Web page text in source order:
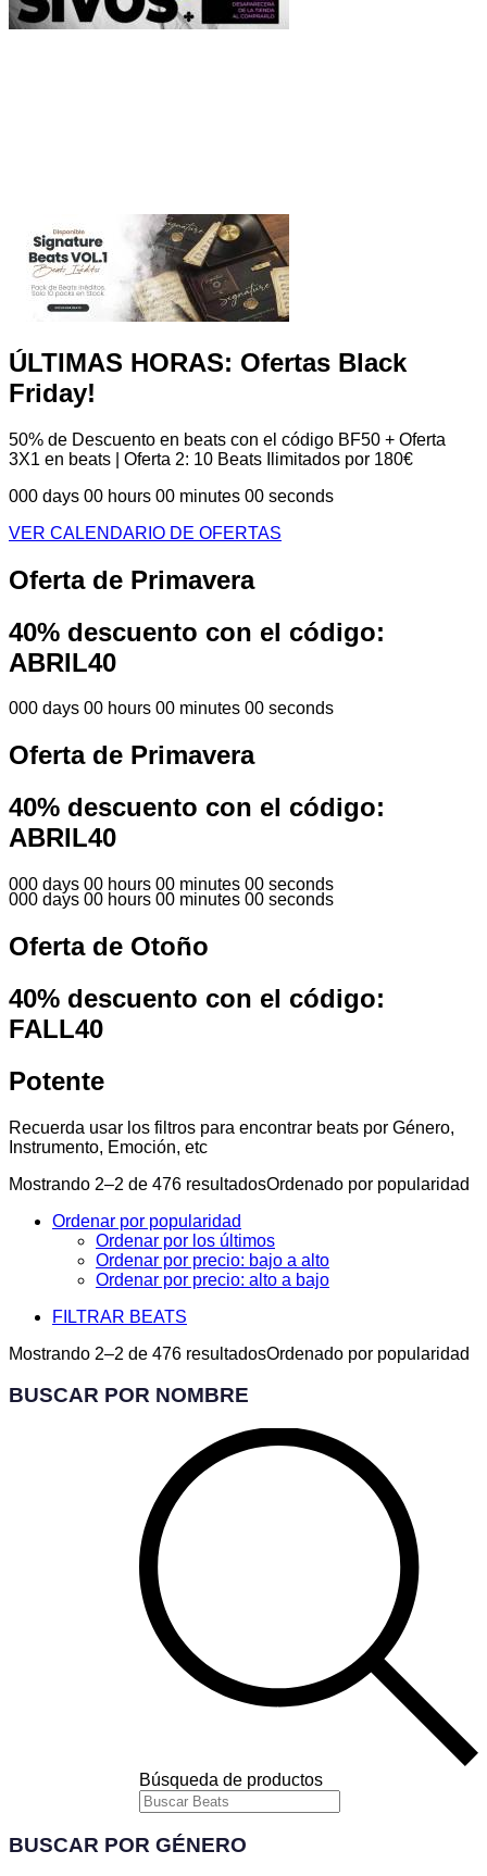
ÚLTIMAS HORAS: Ofertas Black
Friday!
50% de Descuento en beats con el código BF50 + Oferta
3X1 en beats | Oferta 2: 10 Beats Ilimitados por 180€
000 days 00 hours 00 minutes 00 seconds
VER CALENDARIO DE OFERTAS
Oferta de Primavera
40% descuento con el código:
ABRIL40
000 days 00 hours 00 minutes 00 seconds
Oferta de Primavera
40% descuento con el código:
ABRIL40
000 days 00 hours 00 minutes 00 seconds
000 days 00 hours 00 minutes 00 seconds
Oferta de Otoño
40% descuento con el código:
FALL40
Potente
Recuerda usar los filtros para encontrar beats por Género,
Instrumento, Emoción, etc
Mostrando 2–2 de 476 resultadosOrdenado por popularidad
Ordenar por popularidad
Ordenar por los últimos
Ordenar por precio: bajo a alto
Ordenar por precio: alto a bajo
FILTRAR BEATS
Mostrando 2–2 de 476 resultadosOrdenado por popularidad
BUSCAR POR NOMBRE
Búsqueda de productos
BUSCAR POR GÉNERO